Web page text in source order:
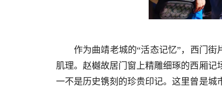
作为曲靖老城的“活态记忆”，西门
肌理。赵樾故居门窗上精雕细琢的西厢
一不是历史镌刻的珍贵印记。这里曾是